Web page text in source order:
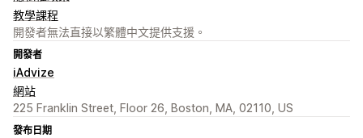
教學課程
開發者無法直接以繁體中文提供支援。
開發者
iAdvize
網站
225 Franklin Street, Floor 26, Boston, MA, 02110, US
發布日期